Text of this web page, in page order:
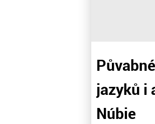
jazyků i
Núbie